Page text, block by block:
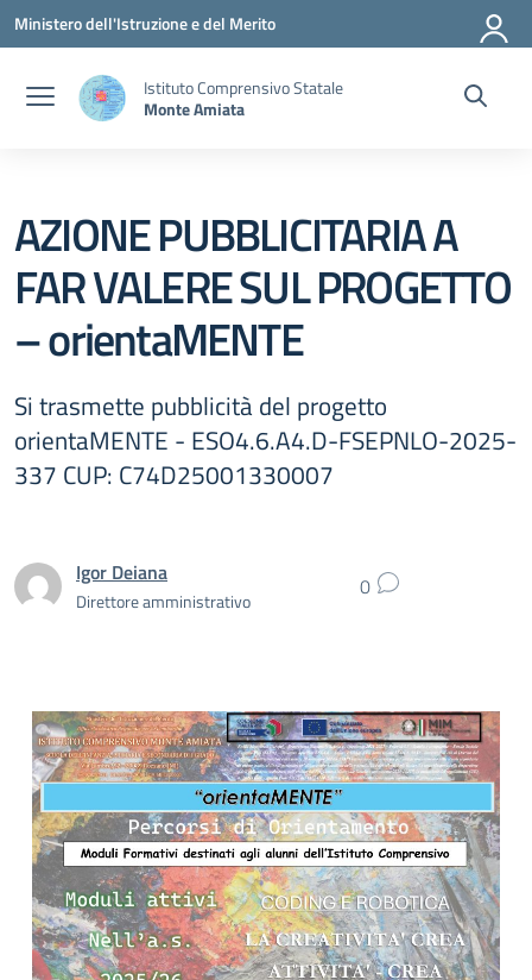
Vai ai contenuti
Vai al menu di navigazione
Vai al footer
Ministero dell'Istruzione e del Merito
Istituto Comprensivo Statale
Monte Amiata
AZIONE PUBBLICITARIA A
FAR VALERE SUL PROGETTO
– orientaMENTE
Si trasmette pubblicità del progetto
orientaMENTE - ESO4.6.A4.D-FSEPNLO-2025-
337 CUP: C74D25001330007
Igor Deiana
Direttore amministrativo 0